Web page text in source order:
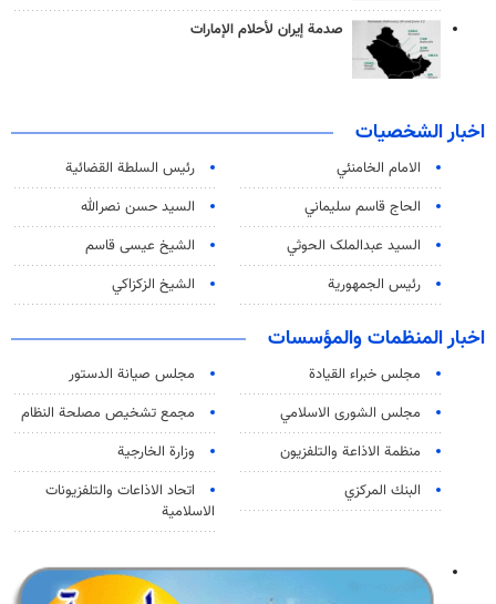
صدمة إيران لأحلام الإمارات
اخبار الشخصيات
الامام الخامنئي
رئیس السلطة القضائیة
الحاج قاسم سليماني
السيد حسن نصرالله
السید عبدالملک الحوثي
الشيخ عيسى قاسم
رئيس الجمهورية
الشيخ الزكزاكي
اخبار المنظمات والمؤسسات
مجلس خبراء القيادة
مجلس صيانة الدستور
مجلس الشورى الاسلامي
مجمع تشخيص مصلحة النظام
منظمة الاذاعة والتلفزیون
وزارة الخارجية
البنك المركزي
اتحاد الاذاعات والتلفزيونات
الاسلامية